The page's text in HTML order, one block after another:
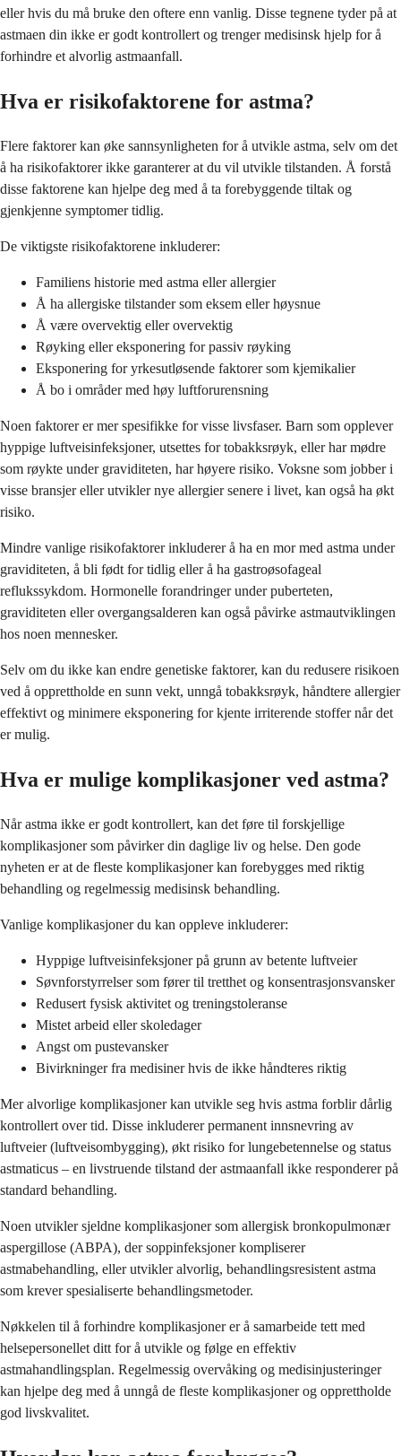
eller hvis du må bruke den oftere enn vanlig. Disse tegnene tyder på at
astmaen din ikke er godt kontrollert og trenger medisinsk hjelp for å
forhindre et alvorlig astmaanfall.
Hva er risikofaktorene for astma?
Flere faktorer kan øke sannsynligheten for å utvikle astma, selv om det
å ha risikofaktorer ikke garanterer at du vil utvikle tilstanden. Å forstå
disse faktorene kan hjelpe deg med å ta forebyggende tiltak og
gjenkjenne symptomer tidlig.
De viktigste risikofaktorene inkluderer:
Familiens historie med astma eller allergier
Å ha allergiske tilstander som eksem eller høysnue
Å være overvektig eller overvektig
Røyking eller eksponering for passiv røyking
Eksponering for yrkesutløsende faktorer som kjemikalier
Å bo i områder med høy luftforurensning
Noen faktorer er mer spesifikke for visse livsfaser. Barn som opplever
hyppige luftveisinfeksjoner, utsettes for tobakksrøyk, eller har mødre
som røykte under graviditeten, har høyere risiko. Voksne som jobber i
visse bransjer eller utvikler nye allergier senere i livet, kan også ha økt
risiko.
Mindre vanlige risikofaktorer inkluderer å ha en mor med astma under
graviditeten, å bli født for tidlig eller å ha gastroøsofageal
reflukssykdom. Hormonelle forandringer under puberteten,
graviditeten eller overgangsalderen kan også påvirke astmautviklingen
hos noen mennesker.
Selv om du ikke kan endre genetiske faktorer, kan du redusere risikoen
ved å opprettholde en sunn vekt, unngå tobakksrøyk, håndtere allergier
effektivt og minimere eksponering for kjente irriterende stoffer når det
er mulig.
Hva er mulige komplikasjoner ved astma?
Når astma ikke er godt kontrollert, kan det føre til forskjellige
komplikasjoner som påvirker din daglige liv og helse. Den gode
nyheten er at de fleste komplikasjoner kan forebygges med riktig
behandling og regelmessig medisinsk behandling.
Vanlige komplikasjoner du kan oppleve inkluderer:
Hyppige luftveisinfeksjoner på grunn av betente luftveier
Søvnforstyrrelser som fører til tretthet og konsentrasjonsvansker
Redusert fysisk aktivitet og treningstoleranse
Mistet arbeid eller skoledager
Angst om pustevansker
Bivirkninger fra medisiner hvis de ikke håndteres riktig
Mer alvorlige komplikasjoner kan utvikle seg hvis astma forblir dårlig
kontrollert over tid. Disse inkluderer permanent innsnevring av
luftveier (luftveisombygging), økt risiko for lungebetennelse og status
astmaticus – en livstruende tilstand der astmaanfall ikke responderer på
standard behandling.
Noen utvikler sjeldne komplikasjoner som allergisk bronkopulmonær
aspergillose (ABPA), der soppinfeksjoner kompliserer
astmabehandling, eller utvikler alvorlig, behandlingsresistent astma
som krever spesialiserte behandlingsmetoder.
Nøkkelen til å forhindre komplikasjoner er å samarbeide tett med
helsepersonellet ditt for å utvikle og følge en effektiv
astmahandlingsplan. Regelmessig overvåking og medisinjusteringer
kan hjelpe deg med å unngå de fleste komplikasjoner og opprettholde
god livskvalitet.